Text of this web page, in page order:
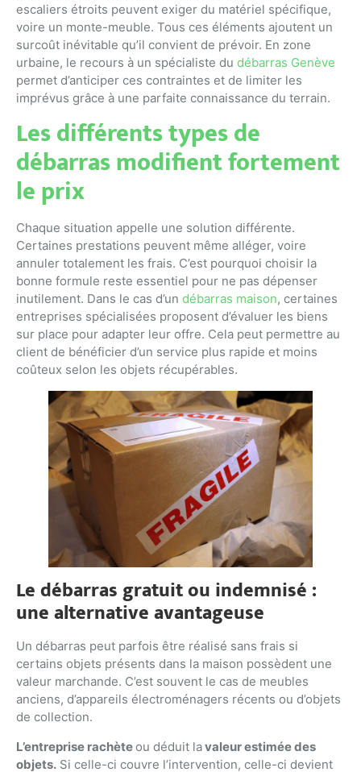
escaliers étroits peuvent exiger du matériel spécifique,
voire un monte-meuble. Tous ces éléments ajoutent un
surcoût inévitable qu’il convient de prévoir. En zone
urbaine, le recours à un spécialiste du débarras Genève
permet d’anticiper ces contraintes et de limiter les
imprévus grâce à une parfaite connaissance du terrain.
Les différents types de
débarras modifient fortement
le prix
Chaque situation appelle une solution différente.
Certaines prestations peuvent même alléger, voire
annuler totalement les frais. C’est pourquoi choisir la
bonne formule reste essentiel pour ne pas dépenser
inutilement. Dans le cas d’un débarras maison, certaines
entreprises spécialisées proposent d’évaluer les biens
sur place pour adapter leur offre. Cela peut permettre au
client de bénéficier d’un service plus rapide et moins
coûteux selon les objets récupérables.
Le débarras gratuit ou indemnisé :
une alternative avantageuse
Un débarras peut parfois être réalisé sans frais si
certains objets présents dans la maison possèdent une
valeur marchande. C’est souvent le cas de meubles
anciens, d’appareils électroménagers récents ou d’objets
de collection.
L’entreprise rachèteou déduit lavaleur estimée des
objets. Si celle-ci couvre l’intervention, celle-ci devient